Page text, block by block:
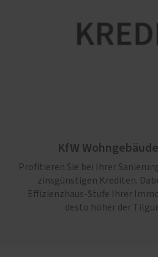
KfW
Profitieren Sie bei Ihrer
zinsgünstigen Krediten.
Effizienz­haus-Stufe Ihrer
desto höher der